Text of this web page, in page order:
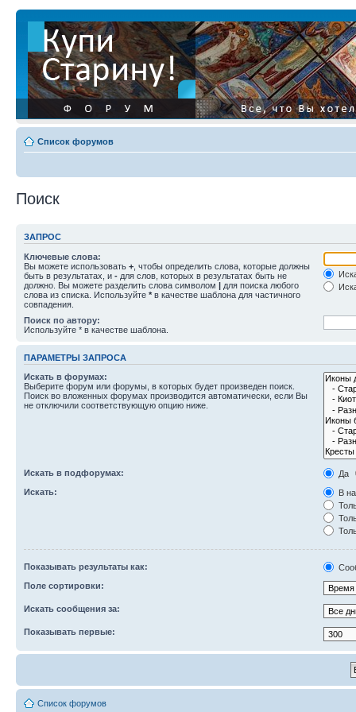
Список форумов
Поиск
ЗАПРОС
Ключевые слова:
Вы можете использовать + , чтобы определить слова, которые должны
быть в результатах, и - для слов, которых в результатах быть не
должно. Вы можете разделить слова символом | для поиска любого
слова из списка. Используйте * в качестве шаблона для частичного
совпадения.
Поиск по автору:
Используйте * в качестве шаблона.
ПАРАМЕТРЫ ЗАПРОСА
Искать в форумах:
Выберите форум или форумы, в которых будет произведен поиск.
Поиск во вложенных форумах производится автоматически, если Вы
не отключили соответствующую опцию ниже.
Искать в подфорумах:
Да
Искать:
В
Показывать результаты как:
Поле сортировки:
Искать сообщения за:
Показывать первые:
Список форумов